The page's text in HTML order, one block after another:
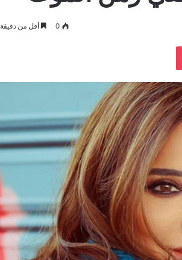
0 أقل من دقيقة
‫Pocket